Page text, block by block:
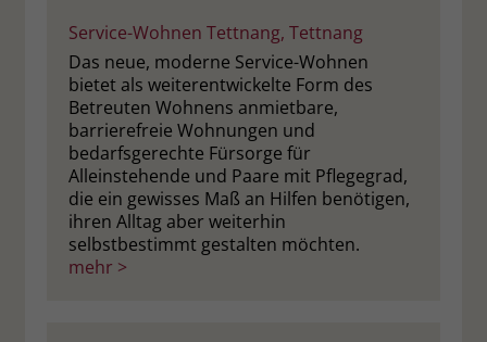
Service-Wohnen Tettnang, Tettnang
Das neue, moderne Service-Wohnen
bietet als weiterentwickelte Form des
Betreuten Wohnens anmietbare,
barrierefreie Wohnungen und
bedarfsgerechte Fürsorge für
Alleinstehende und Paare mit Pflegegrad,
die ein gewisses Maß an Hilfen benötigen,
ihren Alltag aber weiterhin
selbstbestimmt gestalten möchten.
mehr >